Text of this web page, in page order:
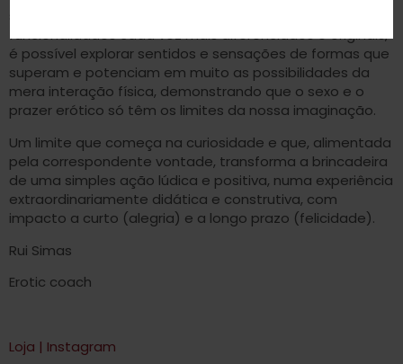
funcionalidades cada vez mais diferenciados e originais,
é possível explorar sentidos e sensações de formas que
superam e potenciam em muito as possibilidades da
mera interação física, demonstrando que o sexo e o
prazer erótico só têm os limites da nossa imaginação.
Um limite que começa na curiosidade e que, alimentada
pela correspondente vontade, transforma a brincadeira
de uma simples ação lúdica e positiva, numa experiência
extraordinariamente didática e construtiva, com
impacto a curto (alegria) e a longo prazo (felicidade).
Rui Simas
Erotic coach
Loja | Instagram